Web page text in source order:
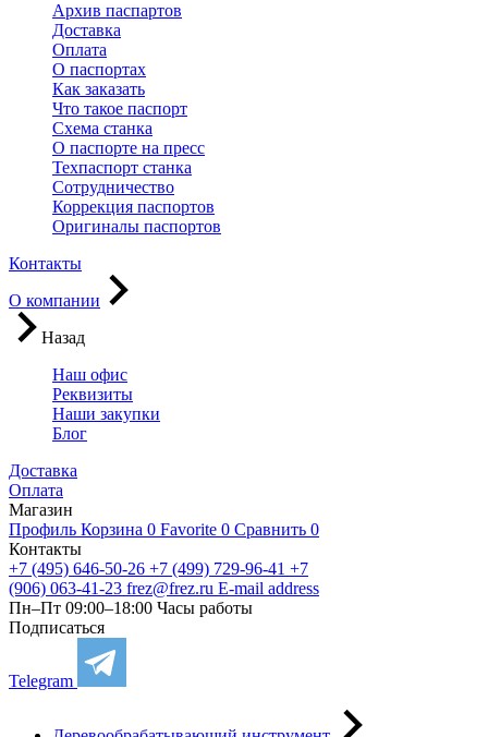
Архив паспартов
Доставка
Оплата
О паспортах
Как заказать
Что такое паспорт
Схема станка
О паспорте на пресс
Техпаспорт станка
Сотрудничество
Коррекция паспортов
Оригиналы паспортов
Контакты
О компании
Назад
Наш офис
Реквизиты
Наши закупки
Блог
Доставка
Оплата
Магазин
Профиль Корзина 0 Favorite 0 Сравнить 0
Контакты
+7 (495) 646-50-26 +7 (499) 729-96-41 +7
(906) 063-41-23 frez@frez.ru E-mail address
Пн–Пт 09:00–18:00 Часы работы
Подписаться
Telegram